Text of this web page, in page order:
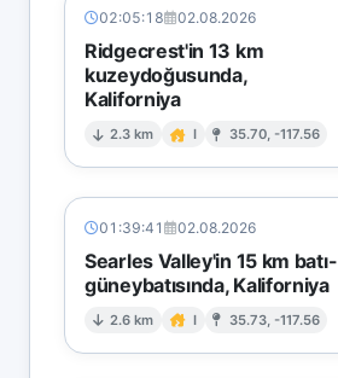
02:05:18 02.08.2026
Ridgecrest'in 13 km
kuzeydoğusunda,
Kaliforniya
2.3 km I 35.70, -117.56
01:39:41 02.08.2026
Searles Valley'in 15 km batı-
güneybatısında, Kaliforniya
2.6 km I 35.73, -117.56